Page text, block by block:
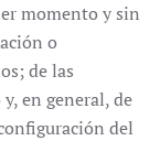
momento y sin
o
de las
en general, de
del